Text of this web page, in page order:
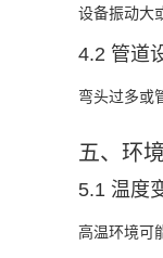
设备振动大
4.2 管道
弯头过多或
五、环
5.1 温度
高温环境可